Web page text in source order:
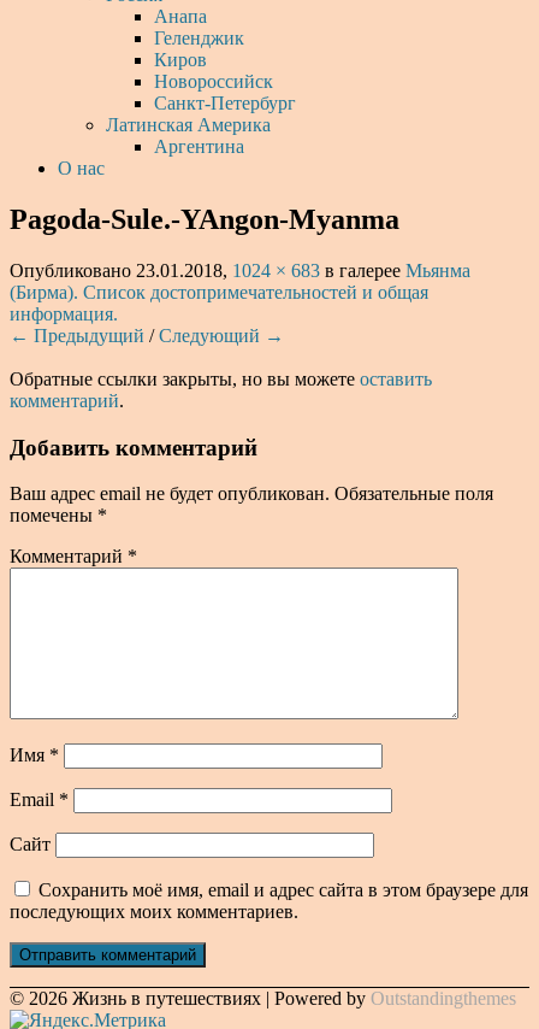
Анапа
Геленджик
Киров
Новороссийск
Санкт-Петербург
Латинская Америка
Аргентина
О нас
Pagoda-Sule.-YAngon-Myanma
Опубликовано 23.01.2018, 1024 × 683 в галерее Мьянма
(Бирма). Список достопримечательностей и общая
информация.
← Предыдущий /Следующий →
Обратные ссылки закрыты, но вы можете оставить
комментарий.
Добавить комментарий
Ваш адрес email не будет опубликован. Обязательные поля
помечены *
Комментарий *
Имя *
Email *
Сайт
Сохранить моё имя, email и адрес сайта в этом браузере для
последующих моих комментариев.
© 2026 Жизнь в путешествиях | Powered by Outstandingthemes